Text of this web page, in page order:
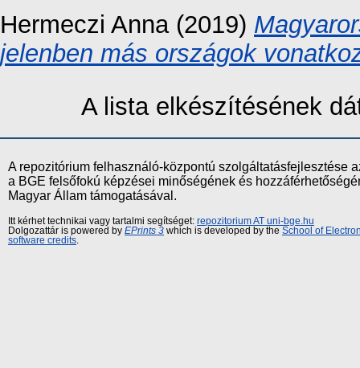
Hermeczi Anna (2019)
jelenben más országok
A lista elkészítésének
A repozitórium felhasználó-központú szolgáltatásfejlesztése
a BGE felsőfokú képzései minőségének és
Magyar Állam támogatásával.
Itt kérhet technikai vagy tartalmi segítséget: repozitorium AT uni-bge.hu
Dolgozattár is powered by EPrints 3 which is developed by the School of
software credits